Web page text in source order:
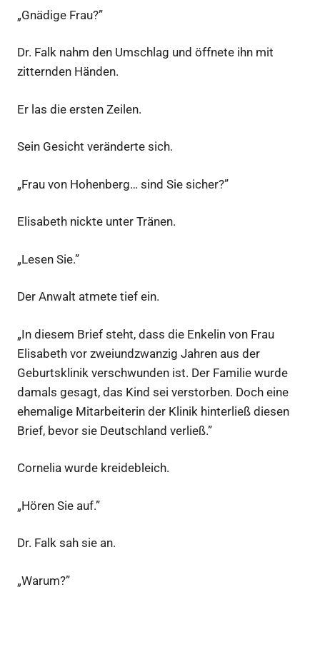
„Gnädige Frau?”
Dr. Falk nahm den Umschlag und öffnete ihn mit
zitternden Händen.
Er las die ersten Zeilen.
Sein Gesicht veränderte sich.
„Frau von Hohenberg… sind Sie sicher?”
Elisabeth nickte unter Tränen.
„Lesen Sie.”
Der Anwalt atmete tief ein.
„In diesem Brief steht, dass die Enkelin von Frau
Elisabeth vor zweiundzwanzig Jahren aus der
Geburtsklinik verschwunden ist. Der Familie wurde
damals gesagt, das Kind sei verstorben. Doch eine
ehemalige Mitarbeiterin der Klinik hinterließ diesen
Brief, bevor sie Deutschland verließ.”
Cornelia wurde kreidebleich.
„Hören Sie auf.”
Dr. Falk sah sie an.
„Warum?”